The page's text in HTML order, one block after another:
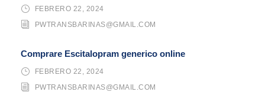
FEBRERO 22, 2024
PWTRANSBARINAS@GMAIL.COM
Comprare Escitalopram generico online
FEBRERO 22, 2024
PWTRANSBARINAS@GMAIL.COM